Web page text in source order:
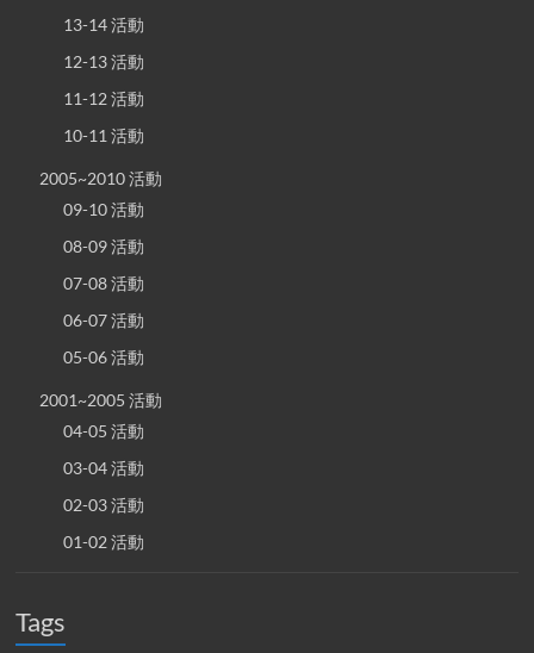
13-14 活動
12-13 活動
11-12 活動
10-11 活動
2005~2010 活動
09-10 活動
08-09 活動
07-08 活動
06-07 活動
05-06 活動
2001~2005 活動
04-05 活動
03-04 活動
02-03 活動
01-02 活動
Tags